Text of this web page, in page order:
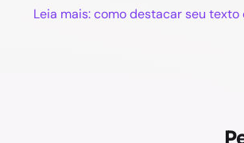
Leia mais: como destacar seu